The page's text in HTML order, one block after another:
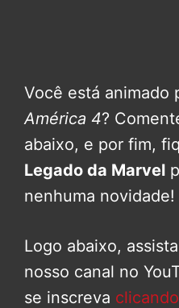
Você está animado
América 4?
abaixo, e por fim,
Legado da Marvel
nenhuma novidade!
Logo abaixo,
nosso canal no
se inscreva